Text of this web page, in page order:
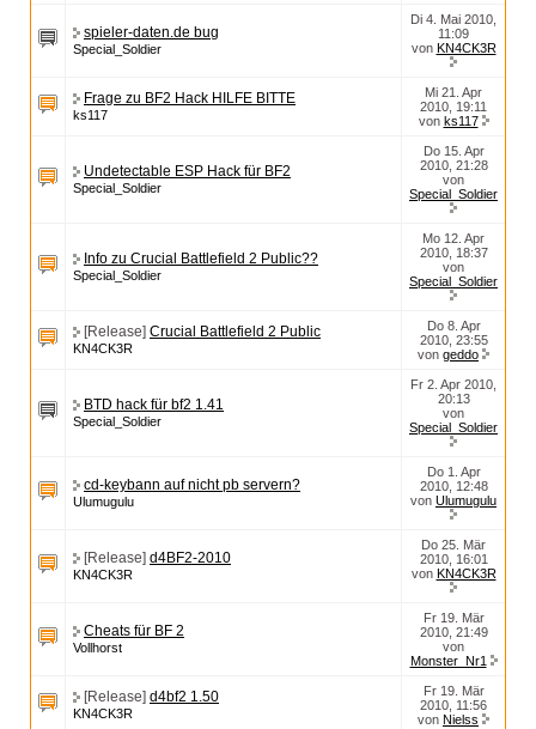
spieler-daten.de bug
Special_Soldier
Di 4. Mai 2010,
11:09
von KN4CK3R
Frage zu BF2 Hack HILFE BITTE
ks117
Mi 21. Apr
2010, 19:11
von ks117
Undetectable ESP Hack für BF2
Special_Soldier
Do 15. Apr
2010, 21:28
von
Special_Soldier
Info zu Crucial Battlefield 2 Public??
Special_Soldier
Mo 12. Apr
2010, 18:37
von
Special_Soldier
[Release] Crucial Battlefield 2 Public
KN4CK3R
Do 8. Apr
2010, 23:55
von geddo
BTD hack für bf2 1.41
Special_Soldier
Fr 2. Apr 2010,
20:13
von
Special_Soldier
cd-keybann auf nicht pb servern?
Ulumugulu
Do 1. Apr
2010, 12:48
von Ulumugulu
[Release] d4BF2-2010
KN4CK3R
Do 25. Mär
2010, 16:01
von KN4CK3R
Cheats für BF 2
Vollhorst
Fr 19. Mär
2010, 21:49
von
Monster_Nr1
[Release] d4bf2 1.50
KN4CK3R
Fr 19. Mär
2010, 11:56
von Nielss